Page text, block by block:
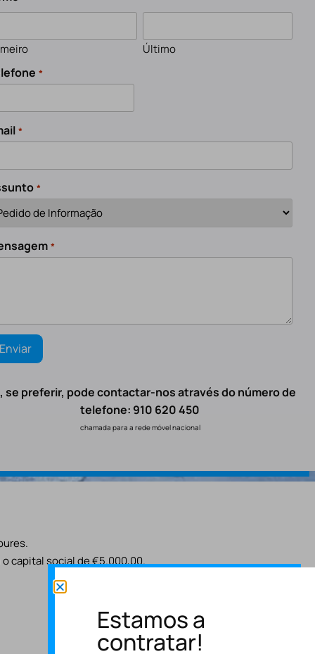
Último
*
*
*
*
se preferir, pode contactar-nos através do número de
telefone: 910 620 450
chamada para a rede móvel nacional
o capital social de €5.000,00.
Estamos a
contratar!